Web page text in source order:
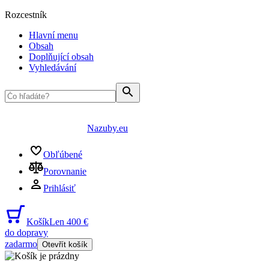
Rozcestník
Hlavní menu
Obsah
Doplňující obsah
Vyhledávání
Nazuby.eu
Obľúbené
Porovnanie
Prihlásiť
KošíkLen 400 €
do dopravy
zadarmo Otevřít košík